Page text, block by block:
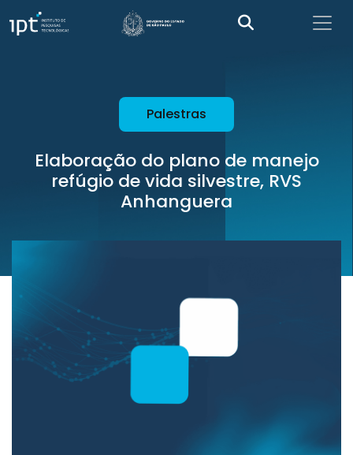
Palestras
Elaboração do plano de manejo
refúgio de vida silvestre, RVS
Anhanguera